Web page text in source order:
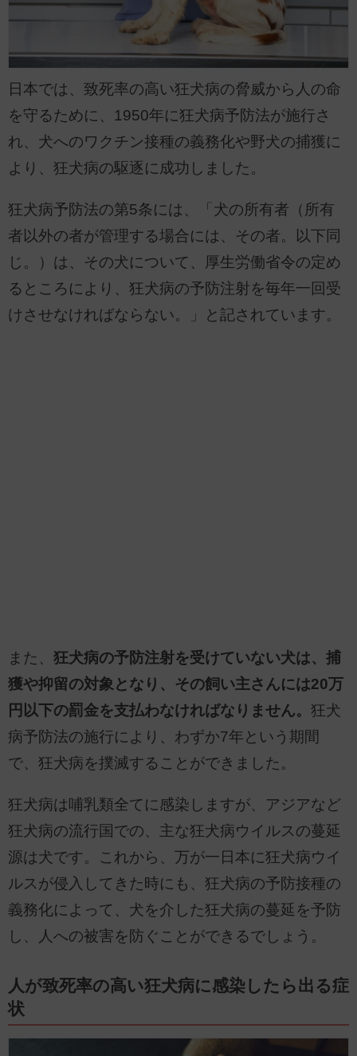
日本では、致死率の高い狂犬病の脅威から人の命
を守るために、1950年に狂犬病予防法が施行さ
れ、犬へのワクチン接種の義務化や野犬の捕獲に
より、狂犬病の駆逐に成功しました。
狂犬病予防法の第5条には、「犬の所有者（所有
者以外の者が管理する場合には、その者。以下同
じ。）は、その犬について、厚生労働省令の定め
るところにより、狂犬病の予防注射を毎年一回受
けさせなければならない。」と記されています。
また、 狂犬病の予防注射を受けていない犬は、捕
獲や抑留の対象となり、その飼い主さんには20万
円以下の罰金を支払わなければなりません。 狂犬
病予防法の施行により、わずか7年という期間
で、狂犬病を撲滅することができました。
狂犬病は哺乳類全てに感染しますが、アジアなど
狂犬病の流行国での、主な狂犬病ウイルスの蔓延
源は犬です。これから、万が一日本に狂犬病ウイ
ルスが侵入してきた時にも、狂犬病の予防接種の
義務化によって、犬を介した狂犬病の蔓延を予防
し、人への被害を防ぐことができるでしょう。
人が致死率の高い狂犬病に感染したら出る症
状